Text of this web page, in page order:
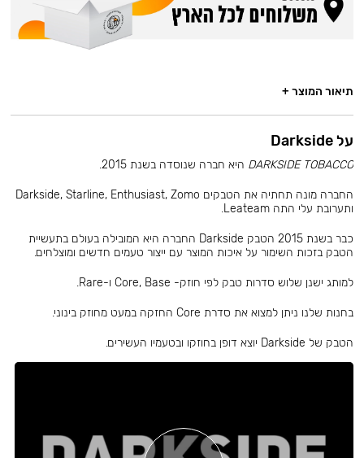
תיאור המוצר +
על Darkside
DARKSIDE TOBACCO היא חברה שנוסדה בשנת 2015.
החברה מונה תחתיה את הטבקים Darkside, Starline, Enthusiast, Zomo
ותערובת עלי התה Leateam.
כבר בשנת 2015 הטבק Darkside החברה היא המובילה בעולם בתעשיית
הטבק בזכות השימור על איכות המוצר עם ייצור טעמים חדשים ומוצלחים.
למותג ישנן שלוש סדרות טבק לפי חוזק- Core, Base ו-Rare.
בחנות שלנו ניתן למצוא את סדרת Core החזקה במעט מחוזק בינוני.
הטבק של Darkside יוצא דופן בחוזקו ובטעמיו העשירים.